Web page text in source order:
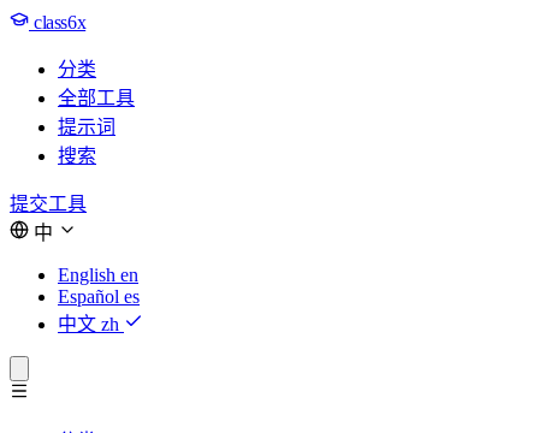
class6x
分类
全部工具
提示词
搜索
提交工具
中
English en
Español es
中文 zh